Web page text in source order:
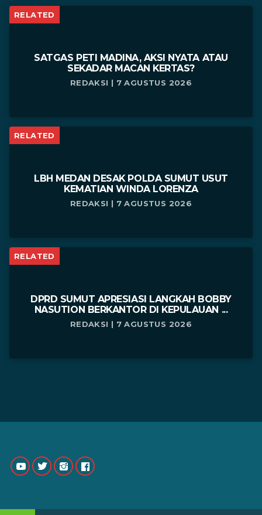
RELATED
SATGAS PETI MADINA, AKSI NYATA ATAU
SEKADAR MACAN KERTAS?
REDAKSI | 7 AGUSTUS 2026
RELATED
LBH MEDAN DESAK POLDA SUMUT USUT
KEMATIAN WINDA LORENZA
REDAKSI | 7 AGUSTUS 2026
RELATED
DPRD SUMUT APRESIASI LANGKAH BOBBY
NASUTION BERKANTOR DI KEPULAUAN ...
REDAKSI | 7 AGUSTUS 2026